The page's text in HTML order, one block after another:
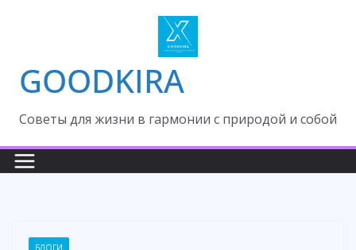
GOODKIRA
Cоветы для жизни в гармонии с природой и собой